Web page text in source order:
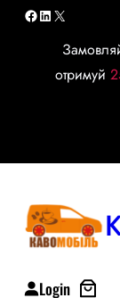
Перейти
содержимому
Facebook
LinkedIn
X
отримуй
Login